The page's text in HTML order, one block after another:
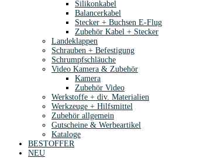
Silikonkabel
Balancerkabel
Stecker + Buchsen E-Flug
Zubehör Kabel + Stecker
Landeklappen
Schrauben + Befestigung
Schrumpfschläuche
Video Kamera & Zubehör
Kamera
Zubehör Video
Werkstoffe + div. Materialien
Werkzeuge + Hilfsmittel
Zubehör allgemein
Gutscheine & Werbeartikel
Kataloge
BESTOFFER
NEU